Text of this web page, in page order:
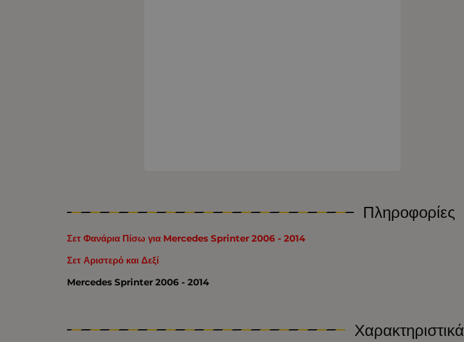
Πληροφορίες
Σετ Φανάρια Πίσω για Mercedes Sprinter 2006 - 2014
Σετ Αριστερό και Δεξί
Mercedes Sprinter 2006 - 2014
Χαρακτηριστικά